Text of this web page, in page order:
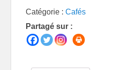
Catégorie :Cafés
Partagé sur :